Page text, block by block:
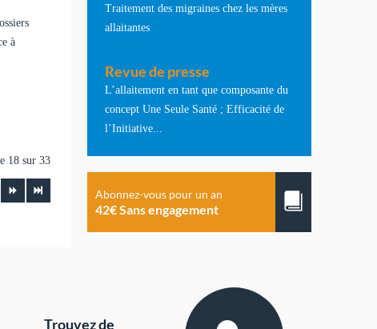
à
18 sur 33
Traitement des migraines chez les mères
allaitantes
Revue de presse
L’allaitement en tant que composante du
concept Une Seule Santé ; Efficacité de
l’Initiative...
Abonnez-vous pour un an
42€ Sans engagement
Trouvez de